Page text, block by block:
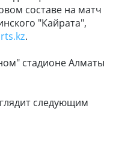
составе на матч
"Кайрата",
.
стадионе Алматы
следующим